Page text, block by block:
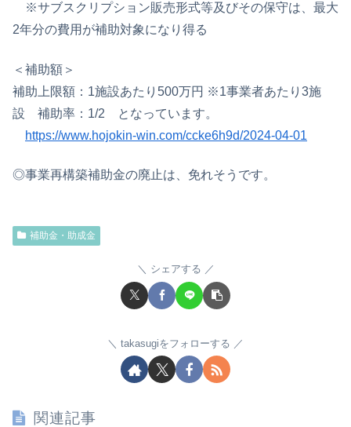
※サブスクリプション販売形式等及びその保守は、最大
2年分の費用が補助対象になり得る
＜補助額＞
補助上限額：1施設あたり500万円 ※1事業者あたり3施
設 補助率：1/2 となっています。
https://www.hojokin-win.com/ccke6h9d/2024-04-01
◎事業再構築補助金の廃止は、免れそうです。
補助金・助成金
シェアする
takasugiをフォローする
関連記事